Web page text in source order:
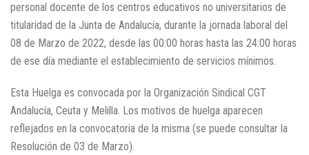
personal docente de los centros educativos no universitarios de
titularidad de la Junta de Andalucía, durante la jornada laboral del
08 de Marzo de 2022, desde las 00:00 horas hasta las 24:00 horas
de ese día mediante el establecimiento de servicios mínimos.
Esta Huelga es convocada por la Organización Sindical CGT
Andalucía, Ceuta y Melilla. Los motivos de huelga aparecen
reflejados en la convocatoria de la misma (se puede consultar la
Resolución de 03 de Marzo).